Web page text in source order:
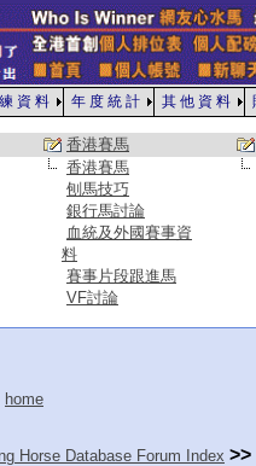
資 料 年 度 統 計 其 他 資 料
香港賽馬
香港賽馬
刨馬技巧
銀行馬討論
血統及外國賽事資
料
賽事片段跟進馬
VF討論
home
Horse Database Forum Index >>